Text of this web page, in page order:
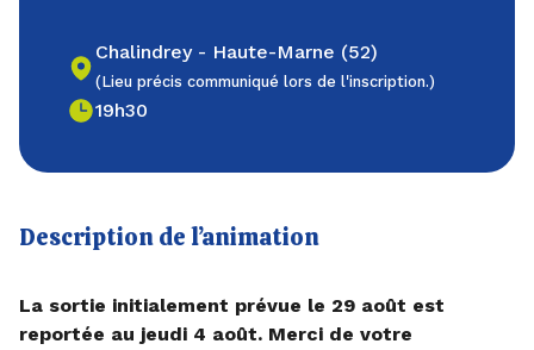
Chalindrey - Haute-Marne (52)
(Lieu précis communiqué lors de l'inscription.)
19h30
Description de l’animation
La sortie initialement prévue le 29 août est
reportée au jeudi 4 août. Merci de votre